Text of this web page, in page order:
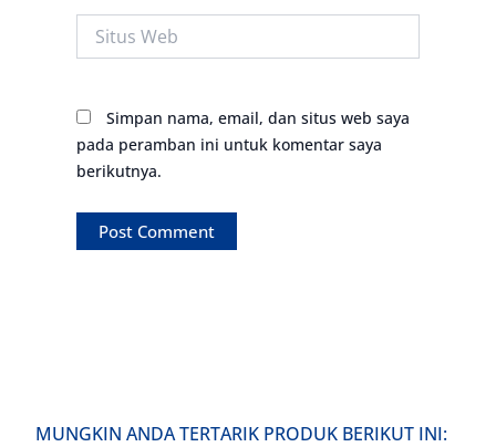
Situs
Web
Simpan nama, email, dan situs web saya
pada peramban ini untuk komentar saya
berikutnya.
MUNGKIN ANDA TERTARIK PRODUK BERIKUT INI: